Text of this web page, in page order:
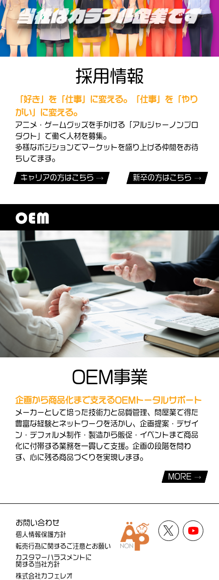
採用情報
「好き」を「仕事」に変える。「仕事」を「やり
がい」に変える。
アニメ・ゲームグッズを手がける「アルジャーノンプロ
ダクト」で働く人材を募集。
多様なポジションでマーケットを盛り上げる仲間をお待
ちしてます。
キャリアの方はこちら 新卒の方はこちら
OEM
OEM事業
企画から商品化まで支えるOEMトータルサポート
メーカーとして培った技術力と品質管理、問屋業で得た
豊富な経験とネットワークを活かし、企画提案・デザイ
ン・デフォルメ制作・製造から販促・イベントまで商品
化に付帯する業務を一貫して支援。企画の段階を問わ
ず、心に残る商品づくりを実現します。
MORE
お問い合わせ
個人情報保護方針
転売行為に関するご注意とお願い
カスタマーハラスメントに
関する当社方針
株式会社カフェレオ